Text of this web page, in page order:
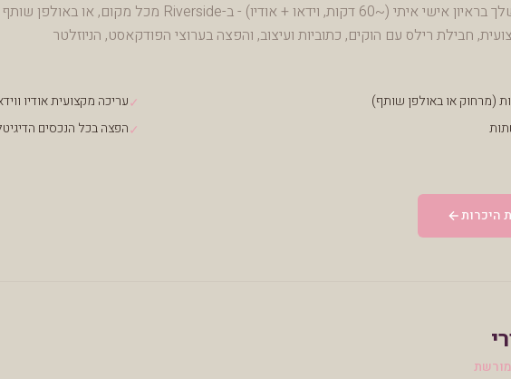
הקלטת הסיפור שלך בראיון אישי איתי (~60 דקות, וידאו + אודיו) - ב-Riverside מכל מקום, או באולפן שותף
חבילת רילס עם הוקים, כתוביות ועיצוב, והפצה בערוצי הפודקאסט, הניוזלטר
✓עריכה מקצועית אודיו
✓הפצה בכל הנכסים
היכרות